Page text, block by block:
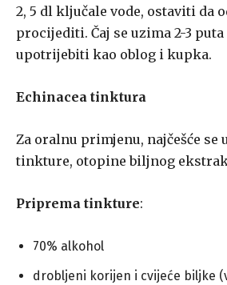
2, 5 dl ključale vode, ostaviti da
procijediti. Čaj se uzima 2-3 puta
upotrijebiti kao oblog i kupka.
Echinacea tinktura
Za oralnu primjenu, najčešće se
tinkture, otopine biljnog
Priprema tinkture:
70% alkohol
drobljeni korijen i cvijeće biljke